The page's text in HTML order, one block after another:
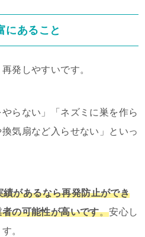
にあること
発しやすいです。
らない」「ネズミに巣を作ら
気扇など入らせない」といっ
績があるなら再発防止ができ
の可能性が高いです。安心し
。